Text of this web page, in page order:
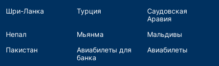
Шри-Ланка
Турция
Саудовская
Аравия
Непал
Мьянма
Мальдивы
Пакистан
Авиабилеты для
банка
Авиабилеты